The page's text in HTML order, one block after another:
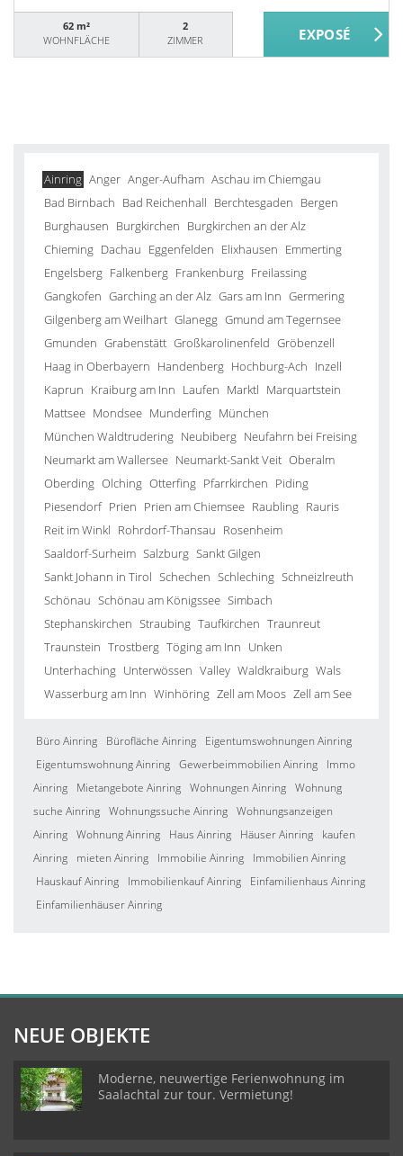
62 m²
WOHNFLÄCHE
2
ZIMMER
Ainring Anger Anger-Aufham Aschau im Chiemgau
Bad Birnbach Bad Reichenhall Berchtesgaden Bergen
Burghausen Burgkirchen Burgkirchen an der Alz
Chieming Dachau Eggenfelden Elixhausen Emmerting
Engelsberg Falkenberg Frankenburg Freilassing
Gangkofen Garching an der Alz Gars am Inn Germering
Gilgenberg am Weilhart Glanegg Gmund am Tegernsee
Gmunden Grabenstätt Großkarolinenfeld Gröbenzell
Haag in Oberbayern Handenberg Hochburg-Ach Inzell
Kaprun Kraiburg am Inn Laufen Marktl Marquartstein
Mattsee Mondsee Munderfing München
München Waldtrudering Neubiberg Neufahrn bei Freising
Neumarkt am Wallersee Neumarkt-Sankt Veit Oberalm
Oberding Olching Otterfing Pfarrkirchen Piding
Piesendorf Prien Prien am Chiemsee Raubling Rauris
Reit im Winkl Rohrdorf-Thansau Rosenheim
Saaldorf-Surheim Salzburg Sankt Gilgen
Sankt Johann in Tirol Schechen Schleching Schneizlreuth
Schönau Schönau am Königssee Simbach
Stephanskirchen Straubing Taufkirchen Traunreut
Traunstein Trostberg Töging am Inn Unken
Unterhaching Unterwössen Valley Waldkraiburg Wals
Wasserburg am Inn Winhöring Zell am Moos Zell am See
Büro Ainring Bürofläche Ainring
Eigentumswohnungen Ainring
Eigentumswohnung Ainring Gewerbeimmobilien Ainring
Immo
Ainring
Mietangebote Ainring Wohnungen Ainring Wohnung
suche Ainring Wohnungssuche Ainring Wohnungsanzeigen
Ainring Wohnung Ainring Haus Ainring Häuser Ainring
kaufen
Ainring
mieten Ainring Immobilie Ainring
Immobilien Ainring
Hauskauf Ainring
Immobilienkauf Ainring
Einfamilienhaus Ainring
Einfamilienhäuser Ainring
NEUE OBJEKTE
Moderne, neuwertige Ferienwohnung im
Saalachtal zur tour. Vermietung!